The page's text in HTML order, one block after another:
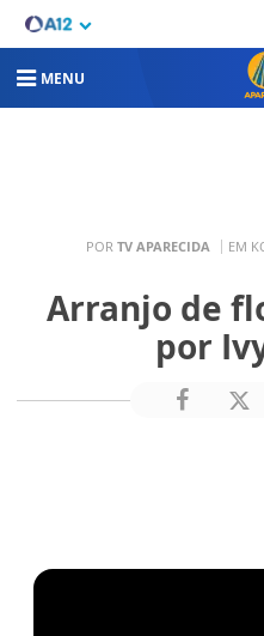
MENU
POR TV APARECIDA EM
Arranjo de
por